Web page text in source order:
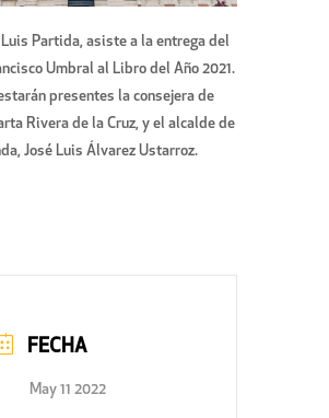
Partida, asiste a la entrega del
Umbral al Libro del Año 2021.
presentes la consejera de
Rivera de la Cruz, y el alcalde de
José Luis Álvarez Ustarroz.
FECHA
May 11 2022